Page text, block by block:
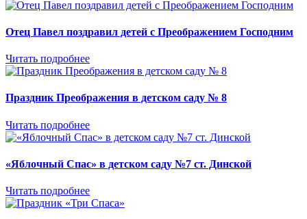
Отец Павел поздравил детей с Преображением Господним
Читать подробнее
Праздник Преображения в детском саду № 8
Читать подробнее
«Яблочный Спас» в детском саду №7 ст. Динской
Читать подробнее